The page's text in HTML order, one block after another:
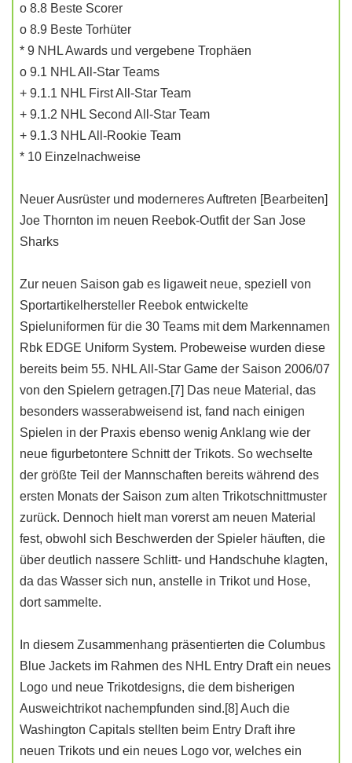
o 8.8 Beste Scorer
o 8.9 Beste Torhüter
* 9 NHL Awards und vergebene Trophäen
o 9.1 NHL All-Star Teams
+ 9.1.1 NHL First All-Star Team
+ 9.1.2 NHL Second All-Star Team
+ 9.1.3 NHL All-Rookie Team
* 10 Einzelnachweise
Neuer Ausrüster und moderneres Auftreten [Bearbeiten]
Joe Thornton im neuen Reebok-Outfit der San Jose
Sharks
Zur neuen Saison gab es ligaweit neue, speziell von
Sportartikelhersteller Reebok entwickelte
Spieluniformen für die 30 Teams mit dem Markennamen
Rbk EDGE Uniform System. Probeweise wurden diese
bereits beim 55. NHL All-Star Game der Saison 2006/07
von den Spielern getragen.[7] Das neue Material, das
besonders wasserabweisend ist, fand nach einigen
Spielen in der Praxis ebenso wenig Anklang wie der
neue figurbetontere Schnitt der Trikots. So wechselte
der größte Teil der Mannschaften bereits während des
ersten Monats der Saison zum alten Trikotschnittmuster
zurück. Dennoch hielt man vorerst am neuen Material
fest, obwohl sich Beschwerden der Spieler häuften, die
über deutlich nassere Schlitt- und Handschuhe klagten,
da das Wasser sich nun, anstelle in Trikot und Hose,
dort sammelte.
In diesem Zusammenhang präsentierten die Columbus
Blue Jackets im Rahmen des NHL Entry Draft ein neues
Logo und neue Trikotdesigns, die dem bisherigen
Ausweichtrikot nachempfunden sind.[8] Auch die
Washington Capitals stellten beim Entry Draft ihre
neuen Trikots und ein neues Logo vor, welches ein